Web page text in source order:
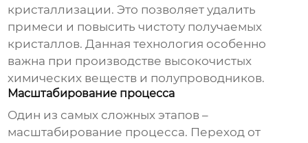
кристаллизации. Это позволяет удалить
примеси и повысить чистоту получаемых
кристаллов. Данная технология особенно
важна при производстве высокочистых
химических веществ и полупроводников.
Масштабирование процесса
Один из самых сложных этапов –
масштабирование процесса. Переход от